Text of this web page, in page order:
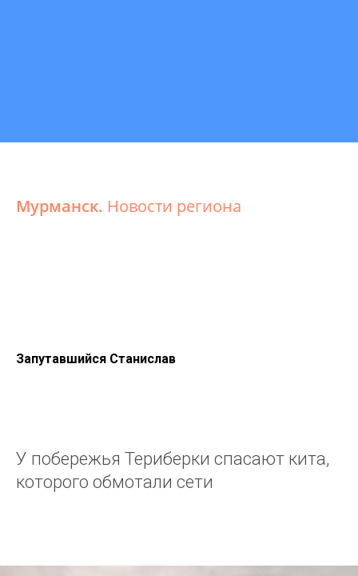
Мурманск. Новости региона
Запутавшийся Станислав
У побережья Териберки спасают кита,
которого обмотали сети